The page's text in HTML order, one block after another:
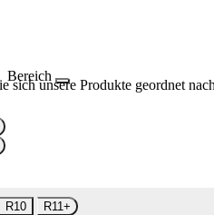
Bereich
sich unsere Produkte geordnet
R10
R11+